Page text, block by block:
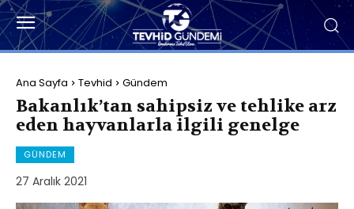
Ana Sayfa Tevhid Gündem
Bakanlık’tan sahipsiz ve tehlike arz
eden hayvanlarla ilgili genelge
GÜNDEM
27 Aralık 2021